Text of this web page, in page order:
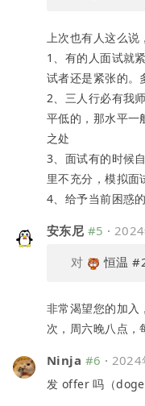
上次也有人这么说
1、有的人面试就
试者还是紧张的。
2、三人行必有我
平低的，那水平一
之处
3、面试有的时候
里不充分，模拟面
4、给予当前困惑
安东尼 #5 ·
对
恒温
非常渴望您的加入
次，周六晚八点
Ninja #6 · 2024
发 offer 吗（doge